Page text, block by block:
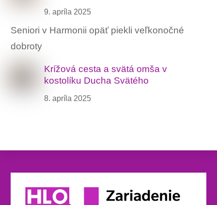
9. apríla 2025
Seniori v Harmonii opäť piekli veľkonočné
dobroty
Krížová cesta a svätá omša v
kostolíku Ducha Svätého
8. apríla 2025
To